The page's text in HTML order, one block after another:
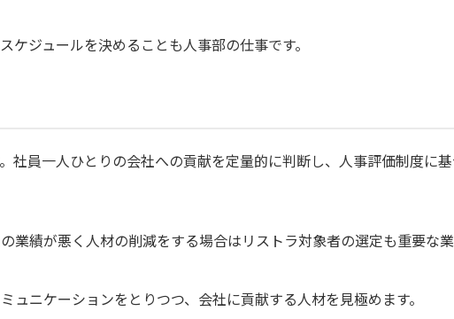
ジュールを決めることも人事部の仕事です。
社員一人ひとりの会社への貢献を定量的に判断し、人事評価制度に
業績が悪く人材の削減をする場合はリストラ対象者の選定も重要な
ニケーションをとりつつ、会社に貢献する人材を見極めます。